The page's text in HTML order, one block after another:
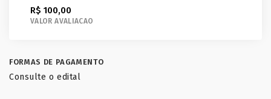
R$ 100,00
VALOR AVALIACAO
FORMAS DE PAGAMENTO
Consulte o edital